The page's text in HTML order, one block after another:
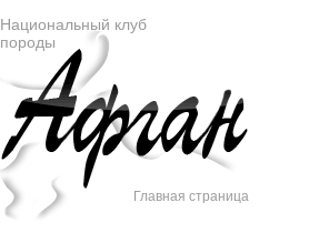
Национальный клуб
породы
Главная страница